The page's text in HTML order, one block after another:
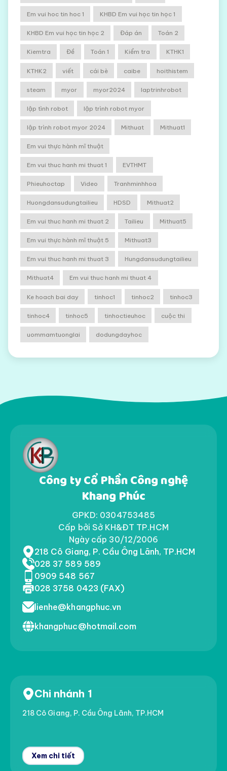
Em vui hoc tin hoc 1 KHBD Em vui học tin học 1
KHBD Em vui học tin học 2 Đáp án Toán 2
Kiemtra Đề Toán 1 Kiểm tra KTHK1
KTHK2 viết cái bè caibe hoithistem
steam myor myor2024 laptrinhrobot
lập tình robot lập trình robot myor
lập trình robot myor 2024 Mithuat Mithuat1
Em vui thực hành mĩ thuật
Em vui thuc hanh mi thuat 1 EVTHMT
Phieuhoctap Video Tranhminhhoa
Huongdansudungtailieu HDSD Mithuat2
Em vui thuc hanh mi thuat 2 Tailieu Mithuat5
Em vui thực hành mĩ thuật 5 Mithuat3
Em vui thuc hanh mi thuat 3 Hungdansudungtailieu
Mithuat4 Em vui thuc hanh mi thuat 4
Ke hoach bai day tinhoc1 tinhoc2 tinhoc3
tinhoc4 tinhoc5 tinhoctieuhoc cuộc thi
uommamtuonglai dodungdayhoc
Công ty Cổ Phần Công nghệ
Khang Phúc
GPKD: 0304753485
Cấp bởi Sở KH&ĐT TP.HCM
Ngày cấp 30/12/2006
218 Cô Giang, P. Cầu Ông Lãnh, TP.HCM
028 37 589 589
0909 548 567
028 3758 0423 (FAX)
lienhe@khangphuc.vn
khangphuc@hotmail.com
Chi nhánh 1
218 Cô Giang, P. Cầu Ông Lãnh, TP.HCM
Xem chi tiết